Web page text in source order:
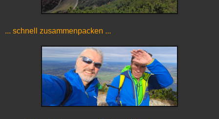
... schnell zusammenpacken ...